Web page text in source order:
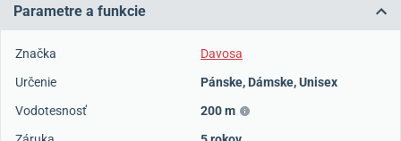
Parametre a funkcie
Značka
Davosa
Určenie
Pánske, Dámske,Unisex
Vodotesnosť
200 m